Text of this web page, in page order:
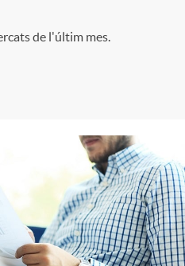
de l'últim mes.